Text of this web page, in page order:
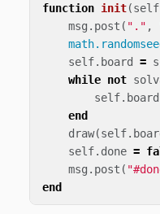
function init(self
msg . post ( "." ,
self. board =
while not
self. board
end
draw(self.
self. done =
msg . post (
end